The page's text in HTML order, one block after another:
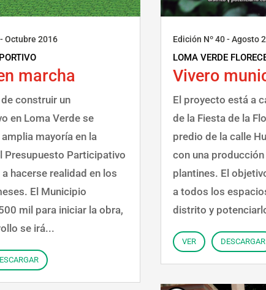
Octubre 2016
marcha
construir un
en Loma Verde se
mayoría en la
Presupuesto Participativo
hacerse realidad en los
El Municipio
mil para iniciar la obra,
se irá...
Edición Nº 40 - Agosto
LOMA VERDE
Vivero
El proyecto está a
de la Fiesta de la
predio de la calle
con una
plantines. El
a todos los
distrito y
VER DESCARGAR